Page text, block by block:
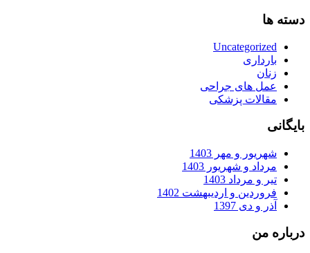
دسته ها
Uncategorized
بارداری
زنان
عمل های جراحی
مقالات پزشکی
بایگانی
شهریور و مهر 1403
مرداد و شهریور 1403
تیر و مرداد 1403
فروردین و اردیبهشت 1402
آذر و دی 1397
درباره من